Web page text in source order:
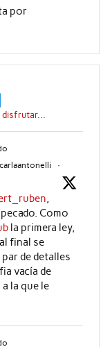
por
disfrutar...
·
,
Como
la primera ley,
final se
de detalles
vacía de
la que le